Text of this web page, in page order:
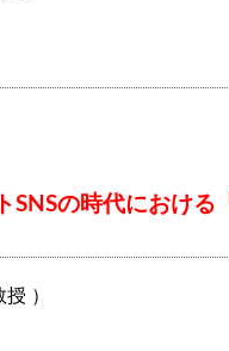
の時代における
）